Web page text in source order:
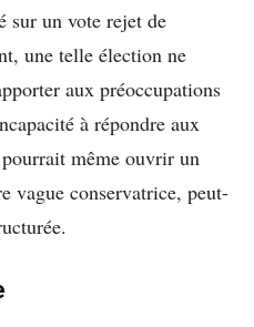
sur un vote rejet de
une telle élection ne
aux préoccupations
à répondre aux
même ouvrir un
vague conservatrice, peut-